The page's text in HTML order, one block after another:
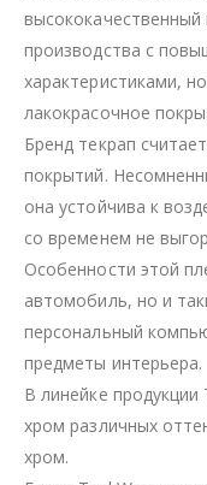
производства с
характеристиками,
лакокрасочное
Бренд текрап
покрытий.
она устойчива к
со временем не
Особенности этой
автомобиль, но и
персональный
предметы интерьера.
В линейке
хром различных
хром.